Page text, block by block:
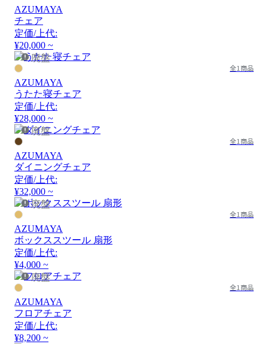
AZUMAYA
チェア
定価/上代:
¥20,000 ~
廃盤
全1商品
AZUMAYA
うたた寝チェア
定価/上代:
¥28,000 ~
廃盤
全1商品
AZUMAYA
ダイニングチェア
定価/上代:
¥32,000 ~
廃盤
全1商品
AZUMAYA
ボックススツール 扇形
定価/上代:
¥4,000 ~
廃盤
全1商品
AZUMAYA
フロアチェア
定価/上代:
¥8,200 ~